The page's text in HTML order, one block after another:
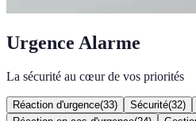
Urgence Alarme
La sécurité au cœur de vos priorités
Réaction d'urgence(33) Sécurité(32)